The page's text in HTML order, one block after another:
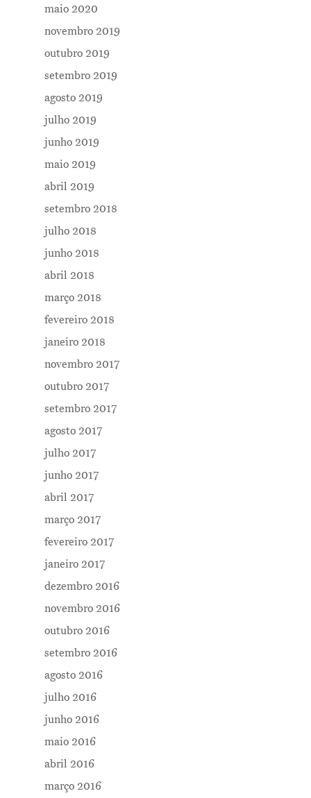
maio 2020
novembro 2019
outubro 2019
setembro 2019
agosto 2019
julho 2019
junho 2019
maio 2019
abril 2019
setembro 2018
julho 2018
junho 2018
abril 2018
março 2018
fevereiro 2018
janeiro 2018
novembro 2017
outubro 2017
setembro 2017
agosto 2017
julho 2017
junho 2017
abril 2017
março 2017
fevereiro 2017
janeiro 2017
dezembro 2016
novembro 2016
outubro 2016
setembro 2016
agosto 2016
julho 2016
junho 2016
maio 2016
abril 2016
março 2016